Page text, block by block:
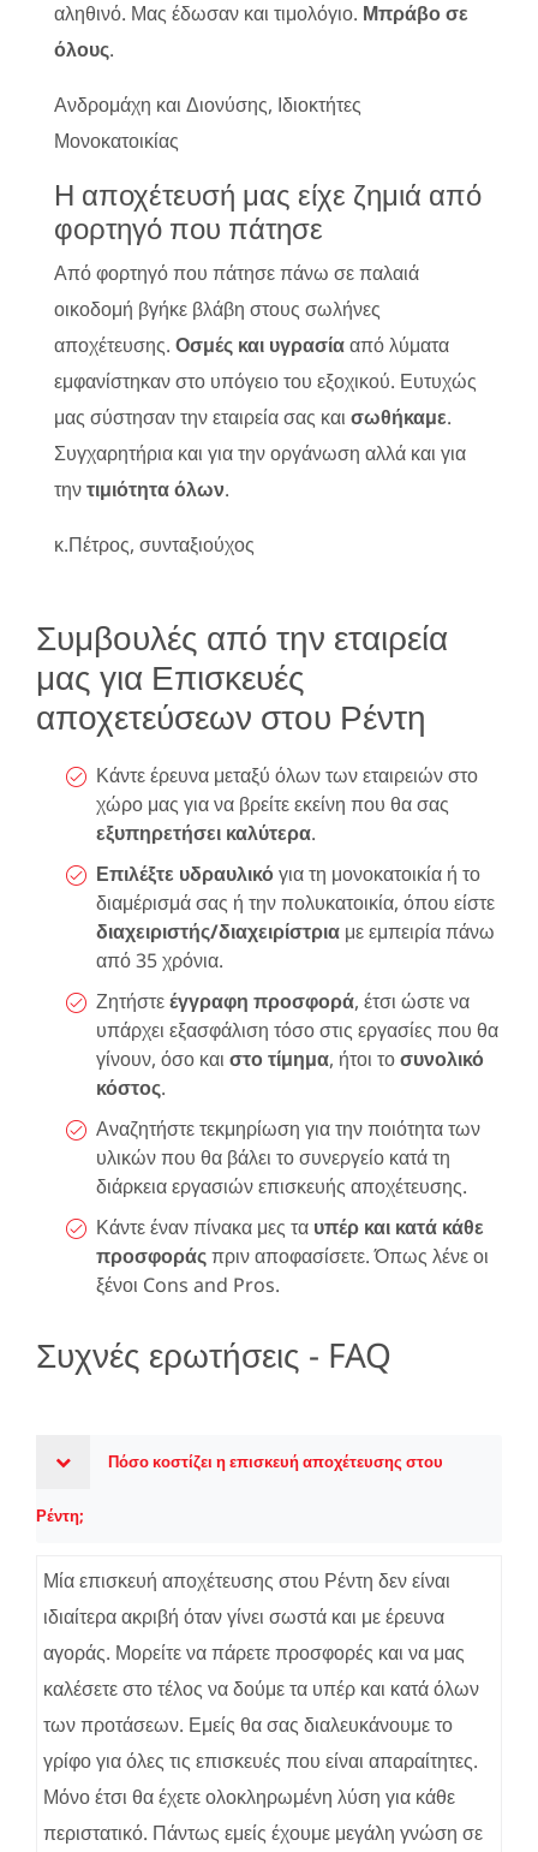
αληθινό. Μας έδωσαν και τιμολόγιο. Μπράβο σε
όλους.
Ανδρομάχη και Διονύσης, Ιδιοκτήτες
Μονοκατοικίας
Η αποχέτευσή μας είχε ζημιά από
φορτηγό που πάτησε
Από φορτηγό που πάτησε πάνω σε παλαιά
οικοδομή βγήκε βλάβη στους σωλήνες
αποχέτευσης. Οσμές και υγρασίααπό λύματα
εμφανίστηκαν στο υπόγειο του εξοχικού. Ευτυχώς
μας σύστησαν την εταιρεία σας και σωθήκαμε.
Συγχαρητήρια και για την οργάνωση αλλά και για
τηντιμιότητα όλων.
κ.Πέτρος, συνταξιούχος
Συμβουλές από την εταιρεία
μας για Επισκευές
αποχετεύσεων στου Ρέντη
Κάντε έρευνα μεταξύ όλων των εταιρειών στο
χώρο μας για να βρείτε εκείνη που θα σας
εξυπηρετήσει καλύτερα.
Επιλέξτε υδραυλικόγια τη μονοκατοικία ή το
διαμέρισμά σας ή την πολυκατοικία, όπου είστε
διαχειριστής/διαχειρίστρια με εμπειρία πάνω
από 35 χρόνια.
Ζητήστεέγγραφη προσφορά, έτσι ώστε να
υπάρχει εξασφάλιση τόσο στις εργασίες που θα
γίνουν, όσο και στο τίμημα, ήτοι τοσυνολικό
κόστος.
Αναζητήστε τεκμηρίωση για την ποιότητα των
υλικών που θα βάλει το συνεργείο κατά τη
διάρκεια εργασιών επισκευής αποχέτευσης.
Κάντε έναν πίνακα μες τα υπέρ και κατά κάθε
προσφοράςπριν αποφασίσετε. Όπως λένε οι
ξένοι Cons and Pros.
Συχνές ερωτήσεις - FAQ
Πόσο κοστίζει η επισκευή αποχέτευσης στου
Ρέντη;
Μία επισκευή αποχέτευσης στου Ρέντη δεν είναι
ιδιαίτερα ακριβή όταν γίνει σωστά και με έρευνα
αγοράς. Μορείτε να πάρετε προσφορές και να μας
καλέσετε στο τέλος να δούμε τα υπέρ και κατά όλων
των προτάσεων. Εμείς θα σας διαλευκάνουμε το
γρίφο για όλες τις επισκευές που είναι απαραίτητες.
Μόνο έτσι θα έχετε ολοκληρωμένη λύση για κάθε
περιστατικό. Πάντως εμείς έχουμε μεγάλη γνώση σε